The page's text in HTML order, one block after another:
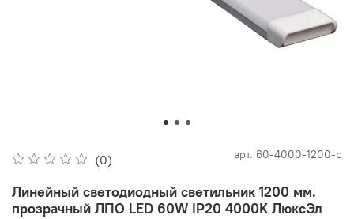
(0) арт. 60-4000-1200-p
Линейный светодиодный светильник 1200 мм.
прозрачный ЛПО LED 60W IP20 4000K ЛюксЭл